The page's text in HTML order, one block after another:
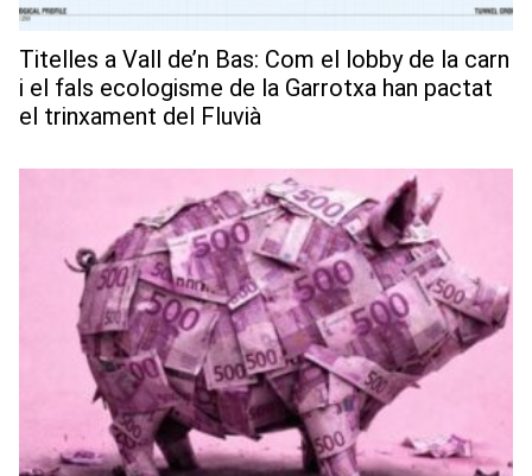
Titelles a Vall de’n Bas: Com el lobby de la carn
i el fals ecologisme de la Garrotxa han pactat
el trinxament del Fluvià